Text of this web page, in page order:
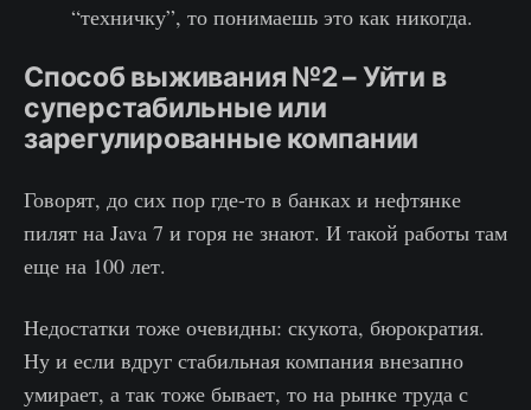
“техничку”, то понимаешь это как никогда.
Способ выживания №2 – Уйти в
суперстабильные или
зарегулированные компании
Говорят, до сих пор где-то в банках и нефтянке
пилят на Java 7 и горя не знают. И такой работы там
еще на 100 лет.
Недостатки тоже очевидны: скукота, бюрократия.
Ну и если вдруг стабильная компания внезапно
умирает, а так тоже бывает, то на рынке труда с